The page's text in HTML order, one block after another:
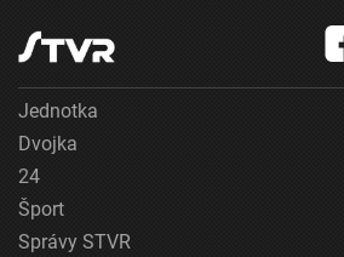
Jednotka
Dvojka
24
Šport
Správy STVR